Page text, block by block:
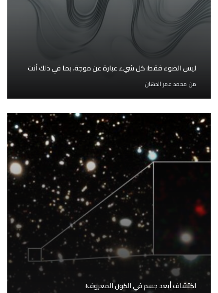
ليس الضوء فقط: كل شيء عبارة عن موجة، بما في ذلك أنت
من محمد عمر الدهان
اكتشاف أبعد جسم في الكون المعروف!